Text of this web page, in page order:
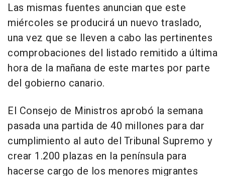
Las mismas fuentes anuncian que este
miércoles se producirá un nuevo traslado,
una vez que se lleven a cabo las pertinentes
comprobaciones del listado remitido a última
hora de la mañana de este martes por parte
del gobierno canario.
El Consejo de Ministros aprobó la semana
pasada una partida de 40 millones para dar
cumplimiento al auto del Tribunal Supremo y
crear 1.200 plazas en la península para
hacerse cargo de los menores migrantes